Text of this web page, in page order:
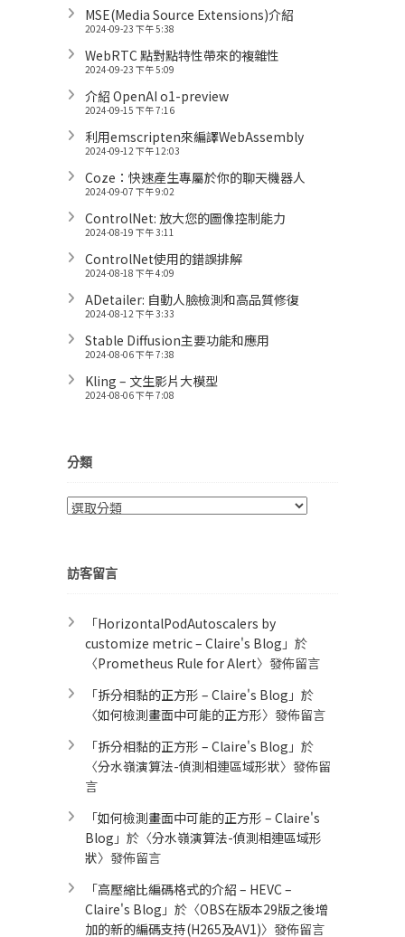
MSE(Media Source Extensions)介紹
2024-09-23 下午 5:38
WebRTC 點對點特性帶來的複雜性
2024-09-23 下午 5:09
介紹 OpenAI o1-preview
2024-09-15 下午 7:16
利用emscripten來編譯WebAssembly
2024-09-12 下午 12:03
Coze：快速產生專屬於你的聊天機器人
2024-09-07 下午 9:02
ControlNet: 放大您的圖像控制能力
2024-08-19 下午 3:11
ControlNet使用的錯誤排解
2024-08-18 下午 4:09
ADetailer: 自動人臉檢測和高品質修復
2024-08-12 下午 3:33
Stable Diffusion主要功能和應用
2024-08-06 下午 7:38
Kling – 文生影片大模型
2024-08-06 下午 7:08
分類
分
訪客留言
「HorizontalPodAutoscalers by
customize metric – Claire's Blog 」於
〈Prometheus Rule for Alert​〉發佈留言
「拆分相黏的正方形 – Claire's Blog 」於
〈如何檢測畫面中可能的正方形〉發佈留言
「拆分相黏的正方形 – Claire's Blog 」於
〈分水嶺演算法-偵測相連區域形狀〉發佈留
言
「如何檢測畫面中可能的正方形 – Claire's
Blog 」於〈分水嶺演算法-偵測相連區域形
狀〉發佈留言
「高壓縮比編碼格式的介紹 – HEVC –
Claire's Blog 」於〈OBS在版本29版之後增
加的新的編碼支持(H265及AV1)〉發佈留言